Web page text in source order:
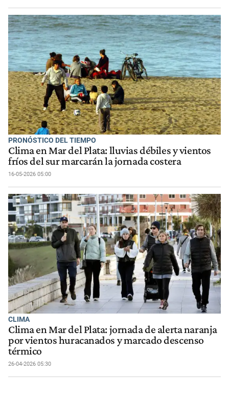
PRONÓSTICO DEL TIEMPO
Clima en Mar del Plata: lluvias débiles y vientos
fríos del sur marcarán la jornada costera
16-05-2026 05:00
CLIMA
Clima en Mar del Plata: jornada de alerta naranja
por vientos huracanados y marcado descenso
térmico
26-04-2026 05:30